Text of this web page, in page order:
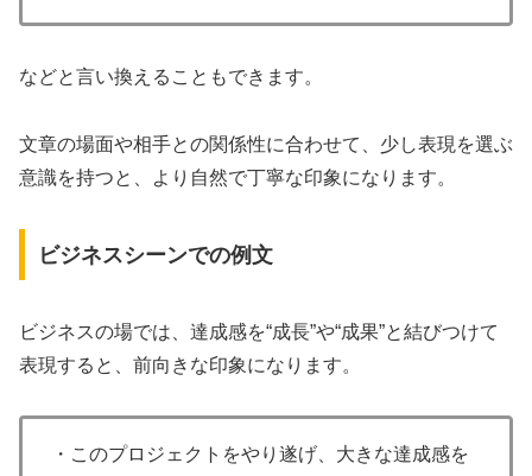
などと言い換えることもできます。
文章の場面や相手との関係性に合わせて、少し表現を選ぶ
意識を持つと、より自然で丁寧な印象になります。
ビジネスシーンでの例文
ビジネスの場では、達成感を“成長”や“成果”と結びつけて
表現すると、前向きな印象になります。
・このプロジェクトをやり遂げ、大きな達成感を